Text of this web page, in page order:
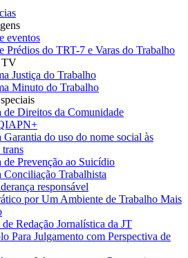
eventos
Prédios do TRT-7 e Varas do Trabalho
TV
Justiça do Trabalho
Minuto do Trabalho
de Direitos da Comunidade
Garantia do uso do nome social às
trans
de Prevenção ao Suicídio
Conciliação Trabalhista
responsável
por Um Ambiente de Trabalho Mais
Redação Jornalística da JT
Para Julgamento com Perspectiva de